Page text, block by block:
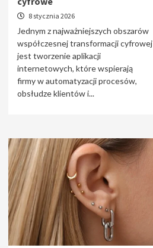
8 stycznia 2026
Jednym z najważniejszych obszarów
współczesnej transformacji cyfrowej
jest tworzenie aplikacji
internetowych, które wspierają
firmy w automatyzacji procesów,
obsłudze klientów i...